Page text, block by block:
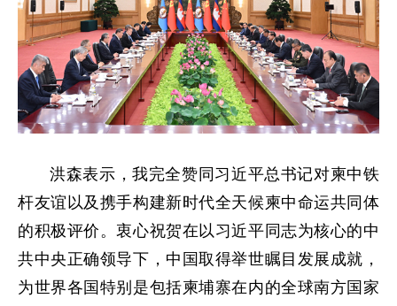
洪森表示，我完全赞同习近平总书记对柬中铁
杆友谊以及携手构建新时代全天候柬中命运共同体
的积极评价。衷心祝贺在以习近平同志为核心的中
共中央正确领导下，中国取得举世瞩目发展成就，
为世界各国特别是包括柬埔寨在内的全球南方国家